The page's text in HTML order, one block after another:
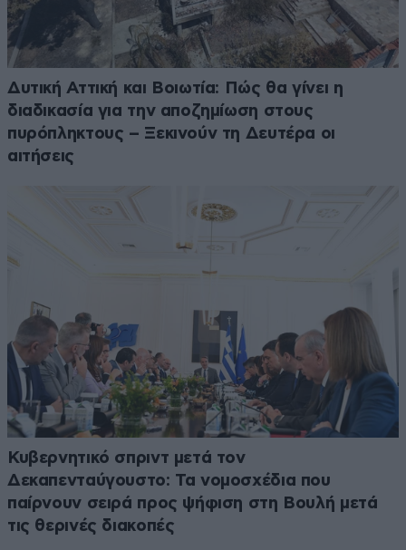
Δυτική Αττική και Βοιωτία: Πώς θα γίνει η
διαδικασία για την αποζημίωση στους
πυρόπληκτους – Ξεκινούν τη Δευτέρα οι
αιτήσεις
Κυβερνητικό σπριντ μετά τον
Δεκαπενταύγουστο: Τα νομοσχέδια που
παίρνουν σειρά προς ψήφιση στη Βουλή μετά
τις θερινές διακοπές